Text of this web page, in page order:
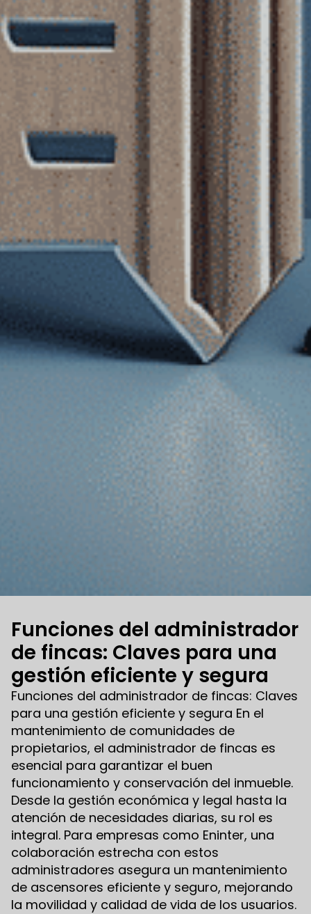
Funciones del administrador
de fincas: Claves para una
gestión eficiente y segura
Funciones del administrador de fincas: Claves
para una gestión eficiente y segura En el
mantenimiento de comunidades de
propietarios, el administrador de fincas es
esencial para garantizar el buen
funcionamiento y conservación del inmueble.
Desde la gestión económica y legal hasta la
atención de necesidades diarias, su rol es
integral. Para empresas como Eninter, una
colaboración estrecha con estos
administradores asegura un mantenimiento
de ascensores eficiente y seguro, mejorando
la movilidad y calidad de vida de los usuarios.